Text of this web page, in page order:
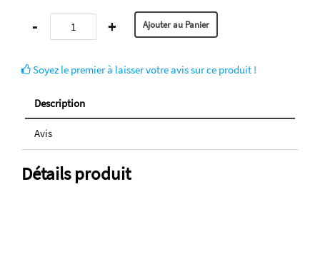
- +
Soyez le premier à laisser votre avis sur ce produit !
Description
Avis
Détails produit